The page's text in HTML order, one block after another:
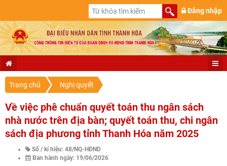
Đăng nhập
Trang chủ Nghị quyết
Về việc phê chuẩn quyết toán thu ngân sách
nhà nước trên địa bàn; quyết toán thu, chi ngân
sách địa phương tỉnh Thanh Hóa năm 2025
Số / kí hiệu: 48/NQ-HĐND
Ban hành ngày: 19/06/2026